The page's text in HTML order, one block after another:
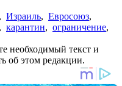
, Израиль, Евросоюз,
, карантин, ограничение,
необходимый текст и
об этом редакции.